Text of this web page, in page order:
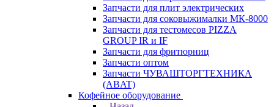
Запчасти для плит электрических
Запчасти для соковыжималки МК-8000
Запчасти для тестомесов PIZZA
GROUP IR и IF
Запчасти для фритюрниц
Запчасти оптом
Запчасти ЧУВАШТОРГТЕХНИКА
(ABAT)
Кофейное оборудование